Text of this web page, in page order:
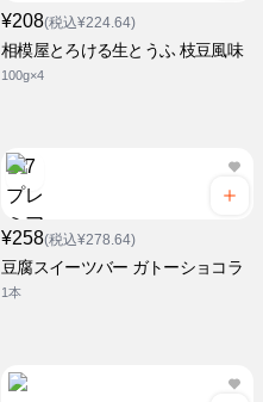
¥208(税込¥224.64)
相模屋とろける生とうふ 枝豆風味
100g×4
¥258(税込¥278.64)
豆腐スイーツバー ガトーショコラ
1本